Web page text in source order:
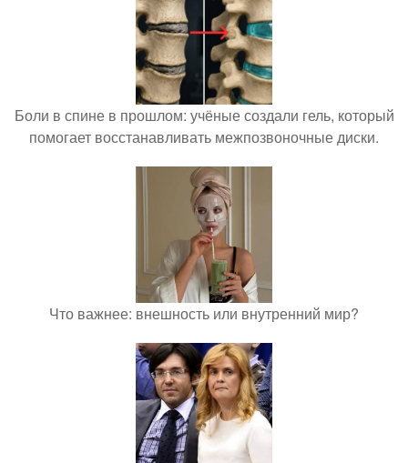
Боли в спине в прошлом: учёные создали гель, который
помогает восстанавливать межпозвоночные диски.
Что важнее: внешность или внутренний мир?